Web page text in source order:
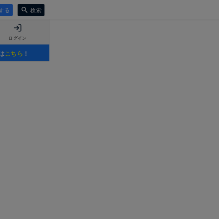
る 検索
ログイン
こちら ！